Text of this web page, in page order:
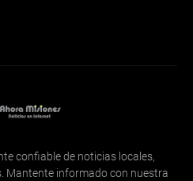
confiable de noticias locales,
Mantente informado con nuestra